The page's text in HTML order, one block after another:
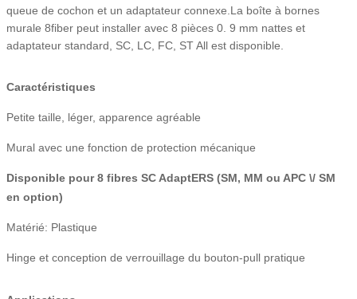
queue de cochon et un adaptateur connexe. La boîte à bornes
murale 8fiber peut installer avec 8 pièces 0. 9 mm nattes et
adaptateur standard, SC, LC, FC, ST All est disponible.
Caractéristiques
Petite taille, léger, apparence agréable
Mural avec une fonction de protection mécanique
Disponible pour 8 fibres SC AdaptERS (SM, MM ou APC \/ SM
en option)
Matérié: Plastique
Hinge et conception de verrouillage du bouton-pull pratique